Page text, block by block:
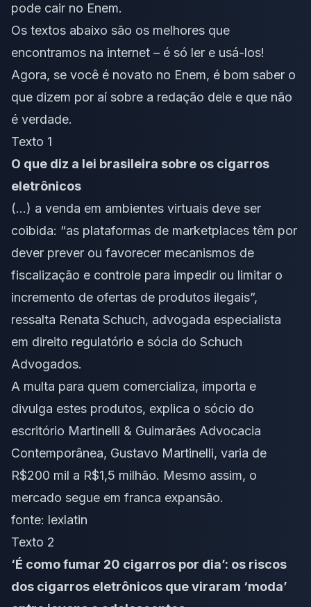
pode cair no Enem.
Os textos abaixo são os melhores que
encontramos na internet – é só ler e usá-los!
Agora, se você é novato no Enem, é bom saber o
que dizem por aí sobre a redação dele e que não
é verdade.
Texto 1
O que diz a lei brasileira sobre os cigarros
eletrônicos
(…) a venda em ambientes virtuais deve ser
coibida: “as plataformas de marketplaces têm por
dever prever ou favorecer mecanismos de
fiscalização e controle para impedir ou limitar o
incremento de ofertas de produtos ilegais”,
ressalta Renata Schuch, advogada especialista
em direito regulatório e sócia do Schuch
Advogados.
A multa para quem comercializa, importa e
divulga estes produtos, explica o sócio do
escritório Martinelli & Guimarães Advocacia
Contemporânea, Gustavo Martinelli, varia de
R$200 mil a R$1,5 milhão. Mesmo assim, o
mercado segue em franca expansão.
fonte: lexlatin
Texto 2
‘É como fumar 20 cigarros por dia’: os riscos
dos cigarros eletrônicos que viraram ‘moda’